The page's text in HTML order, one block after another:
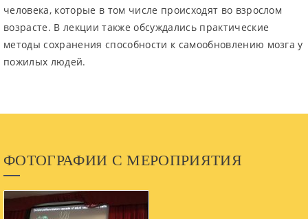
человека, которые в том числе происходят во взрослом
возрасте. В лекции также обсуждались практические
методы сохранения способности к самообновлению мозга у
пожилых людей.
ФОТОГРАФИИ С МЕРОПРИЯТИЯ